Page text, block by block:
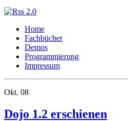
Home
Fachbücher
Demos
Programmierung
Impressum
Okt. 08
Dojo 1.2 erschienen